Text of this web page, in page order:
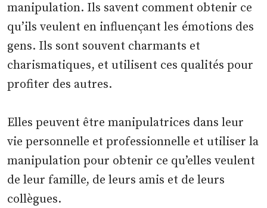
manipulation. Ils savent comment obtenir ce
qu’ils veulent en influençant les émotions des
gens. Ils sont souvent charmants et
charismatiques, et utilisent ces qualités pour
profiter des autres.
Elles peuvent être manipulatrices dans leur
vie personnelle et professionnelle et utiliser la
manipulation pour obtenir ce qu’elles veulent
de leur famille, de leurs amis et de leurs
collègues.